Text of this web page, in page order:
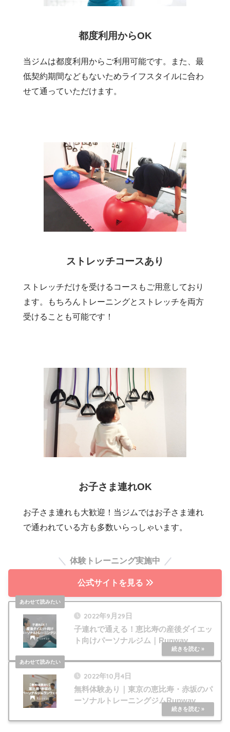
都度利用からOK
当ジムは都度利用からご利用可能です。また、最
低契約期間などもないためライフスタイルに合わ
せて通っていただけます。
ストレッチコースあり
ストレッチだけを受けるコースもご用意しており
ます。もちろんトレーニングとストレッチを両方
受けることも可能です！
お子さま連れOK
お子さま連れも大歓迎！当ジムではお子さま連れ
で通われている方も多数いらっしゃいます。
体験トレーニング実施中
公式サイトを見る
2022年9月29日
子連れで通える！恵比寿の産後ダイエッ
ト向けパーソナルジム｜Runway
2022年10月4日
無料体験あり｜東京の恵比寿・赤坂のパ
ーソナルトレーニングジムRunway